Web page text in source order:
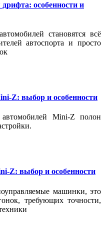
особенности и
становятся всё
автоспорта и просто
Z: выбор и особенности
Mini-Z полон
Z: выбор и особенности
машинки, это
требующих точности,